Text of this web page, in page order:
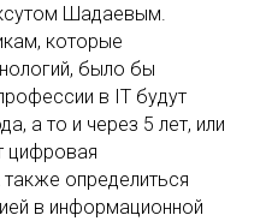
Шадаевым.
которые
было бы
в IT будут
а то и через 5 лет, или
цифровая
определиться
в информационной